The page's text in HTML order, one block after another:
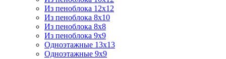
Из пеноблока 12х12
Из пеноблока 8х10
Из пеноблока 8х8
Из пеноблока 9х9
Одноэтажные 13х13
Одноэтажные 9х9